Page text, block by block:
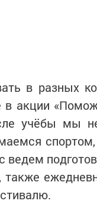
в разных
в акции
учёбы мы
ведем
также